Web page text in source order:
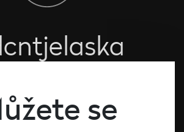
Růžové víno
se